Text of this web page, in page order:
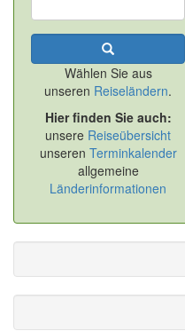
Wählen Sie aus
unseren Reiseländern.
Hier finden Sie auch:
unsere Reiseübersicht
unseren Terminkalender
allgemeine
Länderinformationen